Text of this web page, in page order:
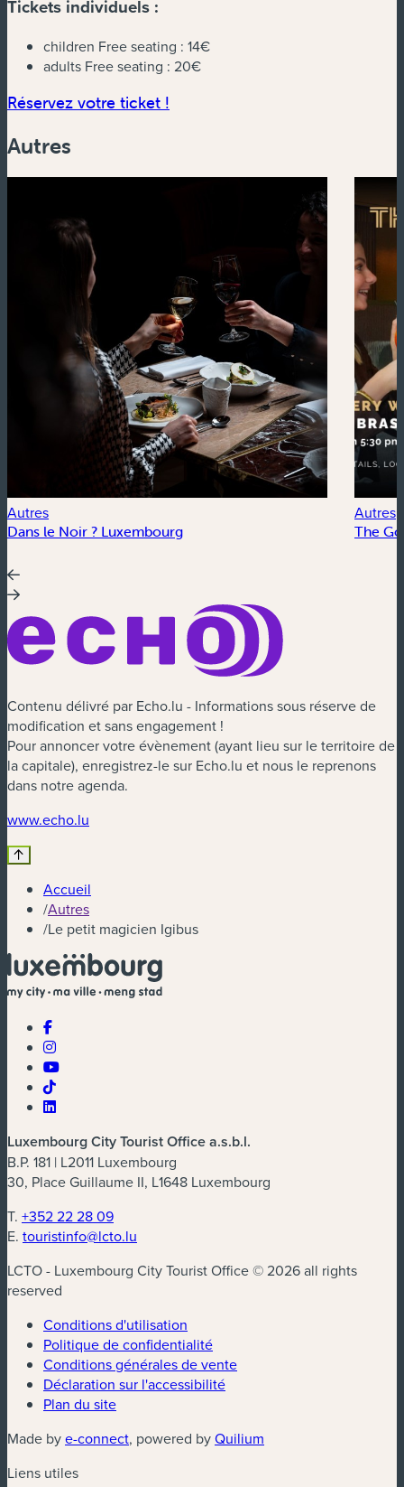
Tickets individuels :
children Free seating : 14€
adults Free seating : 20€
Réservez votre ticket !
Autres
Autres
Dans le Noir ? Luxembourg
Autres
The
Contenu délivré par Echo.lu - Informations sous réserve de
modification et sans engagement !
Pour annoncer votre évènement (ayant lieu sur le territoire de
la capitale), enregistrez-le sur Echo.lu et nous le reprenons
dans notre agenda.
www.echo.lu
Accueil
/Autres
/Le petit magicien Igibus
Luxembourg City Tourist Office a.s.b.l.
B.P. 181 | L2011 Luxembourg
30, Place Guillaume II, L1648 Luxembourg
T. +352 22 28 09
E. touristinfo@lcto.lu
LCTO - Luxembourg City Tourist Office © 2026 all rights
reserved
Conditions d'utilisation
Politique de confidentialité
Conditions générales de vente
Déclaration sur l'accessibilité
Plan du site
Made bye-connect(nouvelle fenêtre)
, powered byQuilium
Liens utiles